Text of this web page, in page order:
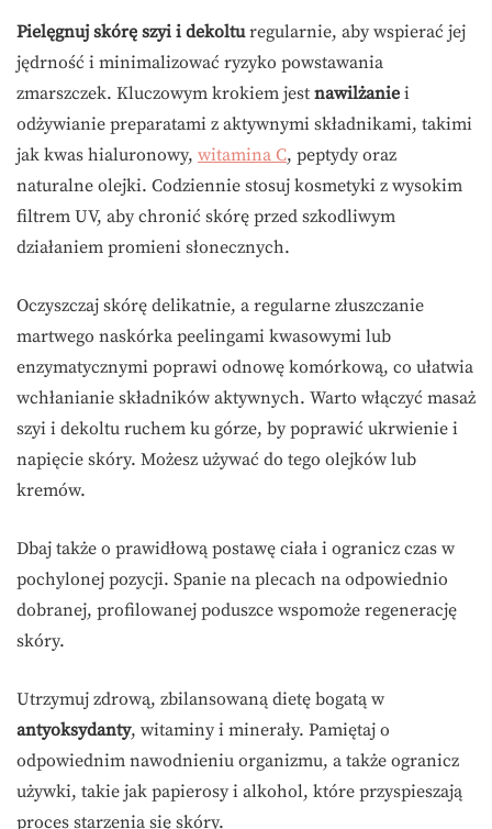
Pielęgnuj skórę szyi i dekolturegularnie, aby wspierać jej
jędrność i minimalizować ryzyko powstawania
zmarszczek. Kluczowym krokiem jest nawilżanie i
odżywianie preparatami z aktywnymi składnikami, takimi
jak kwas hialuronowy, witamina C, peptydy oraz
naturalne olejki. Codziennie stosuj kosmetyki z wysokim
filtrem UV, aby chronić skórę przed szkodliwym
działaniem promieni słonecznych.
Oczyszczaj skórę delikatnie, a regularne złuszczanie
martwego naskórka peelingami kwasowymi lub
enzymatycznymi poprawi odnowę komórkową, co ułatwia
wchłanianie składników aktywnych. Warto włączyć masaż
szyi i dekoltu ruchem ku górze, by poprawić ukrwienie i
napięcie skóry. Możesz używać do tego olejków lub
kremów.
Dbaj także o prawidłową postawę ciała i ogranicz czas w
pochylonej pozycji. Spanie na plecach na odpowiednio
dobranej, profilowanej poduszce wspomoże regenerację
skóry.
Utrzymuj zdrową, zbilansowaną dietę bogatą w
antyoksydanty, witaminy i minerały. Pamiętaj o
odpowiednim nawodnieniu organizmu, a także ogranicz
używki, takie jak papierosy i alkohol, które przyspieszają
proces starzenia się skóry.